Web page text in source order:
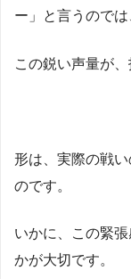
ー」と言うので
この鋭い声量が
形は、実際の戦
のです。
いかに、この緊
かが大切です。